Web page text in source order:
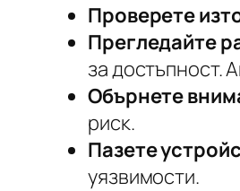
Проверете
Прегледайте
за достъпност.
Обърнете
риск.
Пазете
уязвимости.